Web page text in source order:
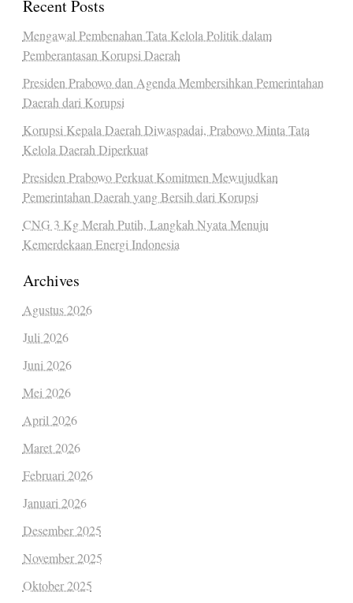
Recent Posts
Mengawal Pembenahan Tata Kelola Politik dalam
Pemberantasan Korupsi Daerah
Presiden Prabowo dan Agenda Membersihkan Pemerintahan
Daerah dari Korupsi
Korupsi Kepala Daerah Diwaspadai, Prabowo Minta Tata
Kelola Daerah Diperkuat
Presiden Prabowo Perkuat Komitmen Mewujudkan
Pemerintahan Daerah yang Bersih dari Korupsi
CNG 3 Kg Merah Putih, Langkah Nyata Menuju
Kemerdekaan Energi Indonesia
Archives
Agustus 2026
Juli 2026
Juni 2026
Mei 2026
April 2026
Maret 2026
Februari 2026
Januari 2026
Desember 2025
November 2025
Oktober 2025